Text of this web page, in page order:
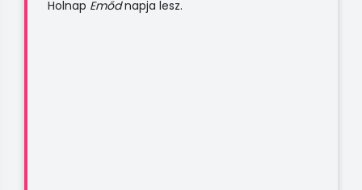
Holnap Emődnapja lesz.